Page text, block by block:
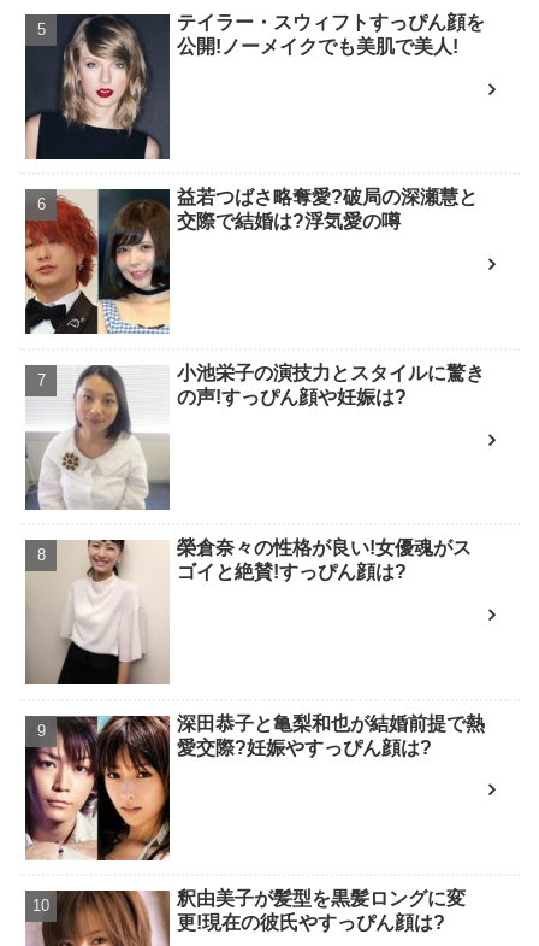
テイラー・スウィフトすっぴん顔を
公開!ノーメイクでも美肌で美人!
益若つばさ略奪愛?破局の深瀬慧と
交際で結婚は?浮気愛の噂
小池栄子の演技力とスタイルに驚き
の声!すっぴん顔や妊娠は?
榮倉奈々の性格が良い!女優魂がス
ゴイと絶賛!すっぴん顔は?
深田恭子と亀梨和也が結婚前提で熱
愛交際?妊娠やすっぴん顔は?
釈由美子が髪型を黒髪ロングに変
更!現在の彼氏やすっぴん顔は?